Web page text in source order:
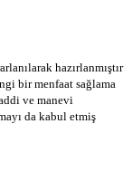
hazırlanmıştır
bir menfaat sağlama
ve manevi
da kabul etmiş